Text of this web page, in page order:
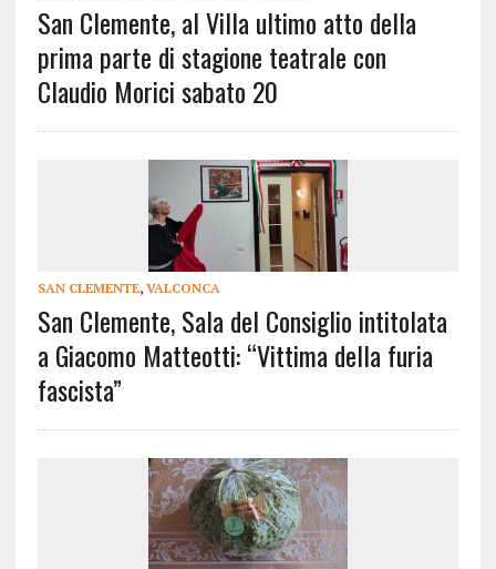
San Clemente, al Villa ultimo atto della
prima parte di stagione teatrale con
Claudio Morici sabato 20
SAN CLEMENTE, VALCONCA
San Clemente, Sala del Consiglio intitolata
a Giacomo Matteotti: “Vittima della furia
fascista”